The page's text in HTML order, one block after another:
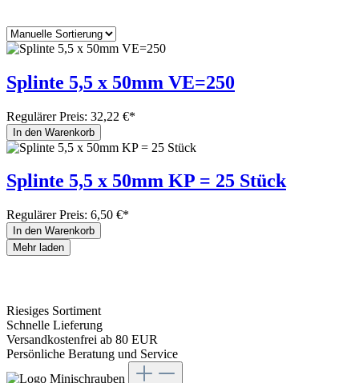
Splinte 5,5 x 50mm VE=250
Regulärer Preis: 32,22 €*
In den Warenkorb
Splinte 5,5 x 50mm KP = 25 Stück
Regulärer Preis: 6,50 €*
In den Warenkorb
Mehr laden
Riesiges Sortiment
Schnelle Lieferung
Versandkostenfrei ab 80 EUR
Persönliche Beratung und Service